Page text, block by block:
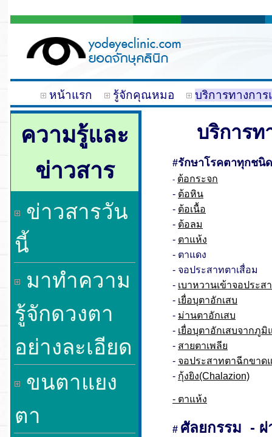
หน้าแรก รู้จักคุณหมอ บริการทางกา
ความรู้และ
ข่าวสาร
ข่าวสารวัน
นี้
มาทำความ
รู้จักดวงตา
อย่างละเอียด
ขนตาแยง
ตา
บริการทา
#รักษาโรคตาทุกชนิด
- ต้อกระจก
- ต้อหิน
- ต้อเนื้อ
- ต้อลม
- ตาแห้ง
- ตาแดง
- จอประสาทตาเสื่อม
- เบาหวานเข้าจอประส
- เยื่อบุตาอักเสบ
- ม่านตาอักเสบ
- เยื่อบุตาอักเสบจากภูมิ
- สายตาเพลีย
- จอประสาทตาฉีกขาด
- กุ้งยิง(Chalazion)
- ตาแห้ง
# ศัลยกรรม - ผ่